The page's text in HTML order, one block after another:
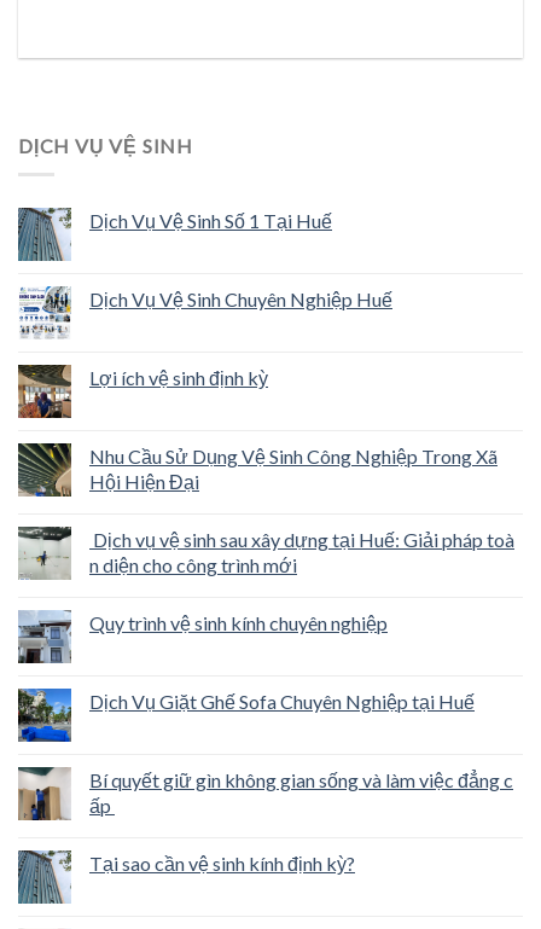
DỊCH VỤ VỆ SINH
Dịch Vụ Vệ Sinh Số 1 Tại Huế
Dịch Vụ Vệ Sinh Chuyên Nghiệp Huế
Lợi ích vệ sinh định kỳ
Nhu Cầu Sử Dụng Vệ Sinh Công Nghiệp Trong Xã
Hội Hiện Đại
Dịch vụ vệ sinh sau xây dựng tại Huế: Giải pháp toà
n diện cho công trình mới
Quy trình vệ sinh kính chuyên nghiệp
Dịch Vụ Giặt Ghế Sofa Chuyên Nghiệp tại Huế
Bí quyết giữ gìn không gian sống và làm việc đẳng c
ấp
Tại sao cần vệ sinh kính định kỳ?